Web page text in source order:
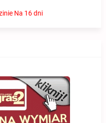
Na 16 dni